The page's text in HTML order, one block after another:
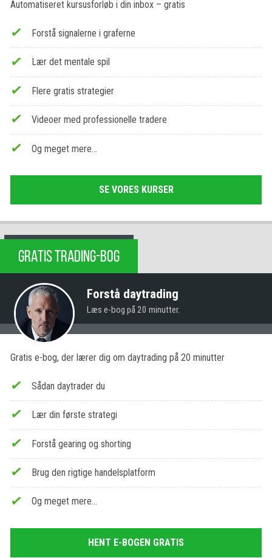
Automatiseret kursusforløb i din inbox – gratis
Forstå signalerne i graferne
Lær det mentale spil
Flere gratis strategier
Videoer med professionelle tradere
Og meget mere…
SE VORES KURSER
GRATIS TRADING-BOG
Forstå daytrading
Læs e-bog på 20 minutter.
Gratis e-bog, der lærer dig om daytrading på 20 minutter
Sådan daytrader du
Lær din første strategi
Forstå gearing og shorting
Brug den rigtige handelsplatform
Og meget mere…
HENT E-BOGEN GRATIS